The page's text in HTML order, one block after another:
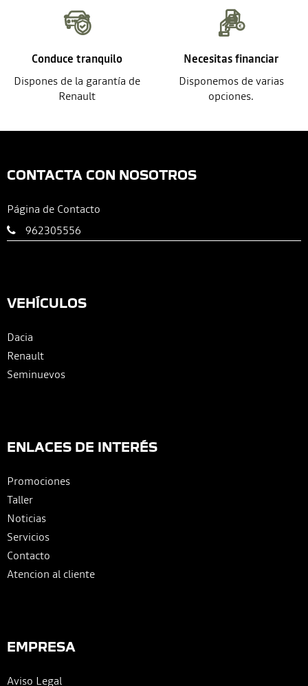
Conduce tranquilo
Dispones de la garantía de
Renault
Necesitas financiar
Disponemos de varias
opciones.
CONTACTA CON NOSOTROS
Página de Contacto
962305556
VEHÍCULOS
Dacia
Renault
Seminuevos
ENLACES DE INTERÉS
Promociones
Taller
Noticias
Servicios
Contacto
Atencion al cliente
EMPRESA
Aviso Legal